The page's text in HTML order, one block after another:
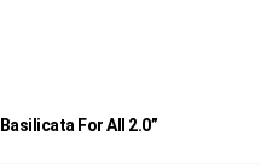
For All 2.0”